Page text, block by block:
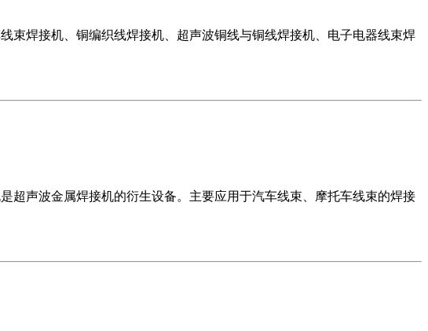
束焊接机、铜编织线焊接机、超声波铜线与铜线焊接机、电子电器线束焊
超声波金属焊接机的衍生设备。主要应用于汽车线束、摩托车线束的焊接